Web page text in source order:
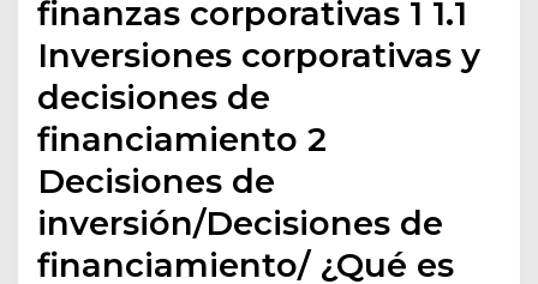
finanzas corporativas 1 1.1
Inversiones corporativas y
decisiones de
financiamiento 2
Decisiones de
inversión/Decisiones de
financiamiento/ ¿Qué es